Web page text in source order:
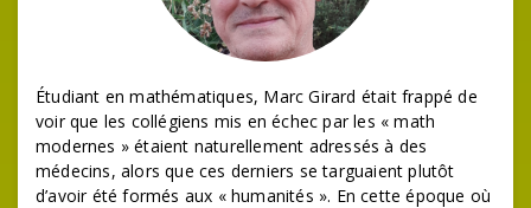
Étudiant en mathématiques, Marc Girard était frappé de
voir que les collégiens mis en échec par les « math
modernes » étaient naturellement adressés à des
médecins, alors que ces derniers se targuaient plutôt
d’avoir été formés aux « humanités ». En cette époque où